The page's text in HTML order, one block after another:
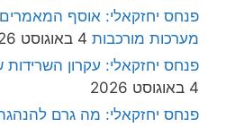
פנחס יחזקאלי: אוסף
מערכות מורכבות 4 באוגוסט 2026
פנחס יחזקאלי: עקרון השרידות
4 באוגוסט 2026
פנחס יחזקאלי: מה גרם